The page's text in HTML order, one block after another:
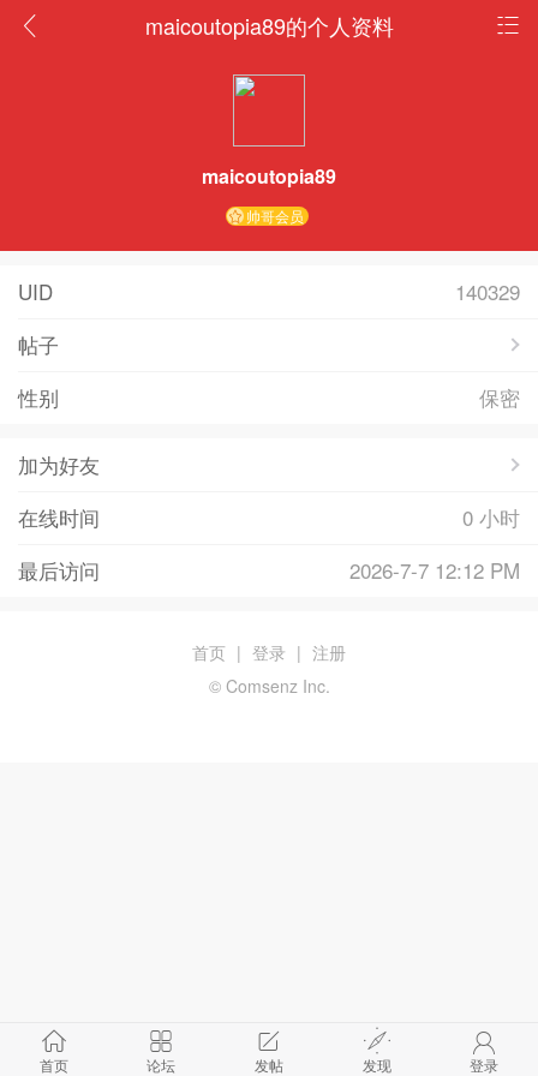
maicoutopia89的个人资料
maicoutopia89
帅哥会员
UID
140329
帖子
性别
保密
加为好友
在线时间
0 小时
最后访问
2026-7-7 12:12 PM
首页 论坛 发帖 发现 登录
首页 | 登录 | 注册
© Comsenz Inc.